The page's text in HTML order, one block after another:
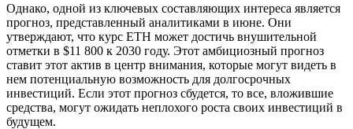
Однако, одной из ключевых составляющих интереса является
прогноз, представленный аналитиками в июне. Они
утверждают, что курс ETH может достичь внушительной
отметки в $11 800 к 2030 году. Этот амбициозный прогноз
ставит этот актив в центр внимания, которые могут видеть в
нем потенциальную возможность для долгосрочных
инвестиций. Если этот прогноз сбудется, то все, вложившие
средства, могут ожидать неплохого роста своих инвестиций в
будущем.